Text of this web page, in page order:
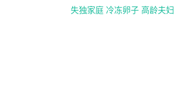
失独家庭 冷冻卵子 高龄夫妇